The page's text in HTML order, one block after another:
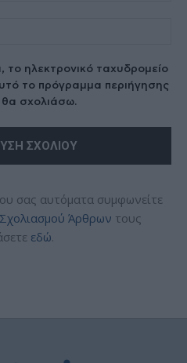
ηλεκτρονικό ταχυδρομείο
το πρόγραμμα περιήγησης
σχολιάσω.
σας αυτόματα συμφωνείτε
Άρθρων τους
εδώ.